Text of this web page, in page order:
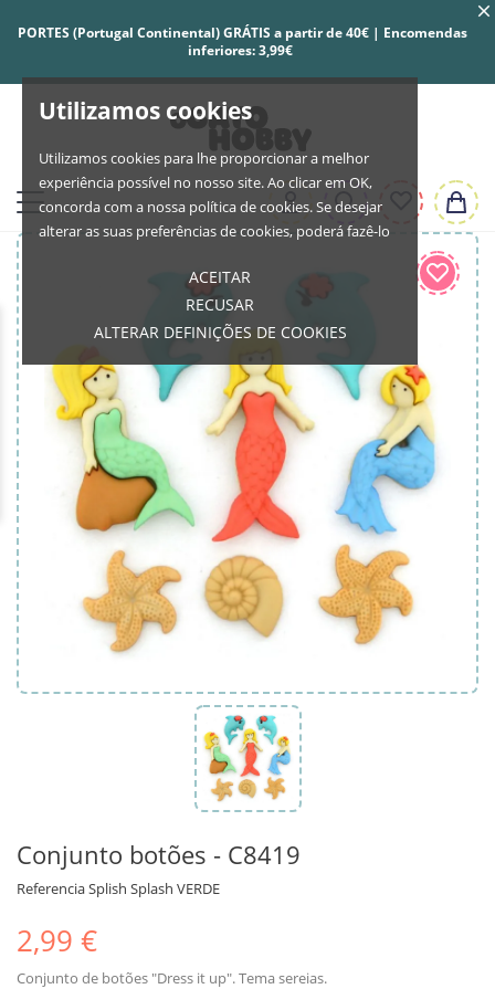
Utilizamos cookies
Utilizamos cookies para lhe proporcionar a melhor
experiência possível no nosso site. Ao clicar em OK,
concorda com a nossa política de cookies. Se desejar
alterar as suas preferências de cookies, poderá fazê-lo
ACEITAR
RECUSAR
ALTERAR DEFINIÇÕES DE COOKIES
PORTES (Portugal Continental) GRÁTIS a partir de 40€ | Encomendas
inferiores: 3,99€
Conjunto botões - C8419
ReferenciaSplish Splash VERDE
2,99 €
Conjunto de botões "Dress it up". Tema sereias.